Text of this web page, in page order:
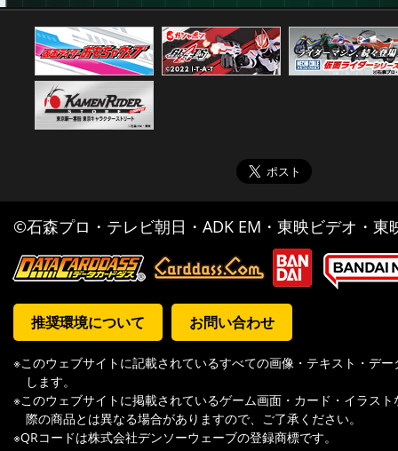
©石森プロ・テレビ朝日・ADK EM・東映ビデオ・
推奨環境について お問い合わせ
※このウェブサイトに記載されているすべての画像・テキスト・デ
します。
※このウェブサイトに掲載されているゲーム画面・カード・イラス
際の商品とは異なる場合がありますので、ご了承ください。
※QRコードは株式会社デンソーウェーブの登録商標です。